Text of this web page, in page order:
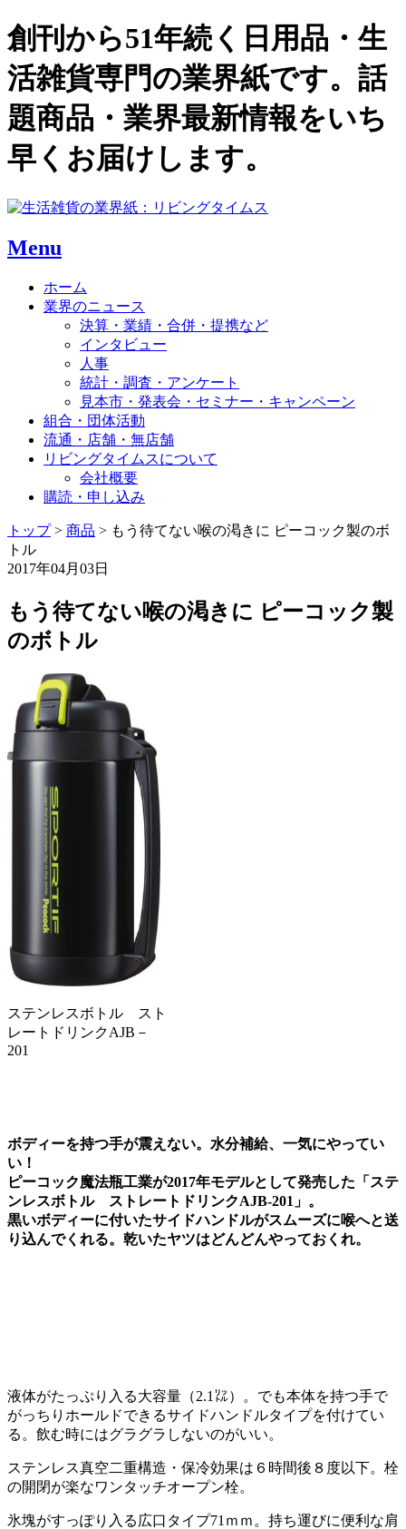
創刊から51年続く日用品・生
活雑貨専門の業界紙です。話
題商品・業界最新情報をいち
早くお届けします。
Menu
ホーム
業界のニュース
決算・業績・合併・提携など
インタビュー
人事
統計・調査・アンケート
見本市・発表会・セミナー・キャンペーン
組合・団体活動
流通・店舗・無店舗
リビングタイムスについて
会社概要
購読・申し込み
トップ> 商品 > もう待てない喉の渇きに ピーコック製のボ
トル
2017年04月03日
もう待てない喉の渇きに ピーコック製
のボトル
ステンレスボトル スト
レートドリンクAJB－
201
ボディーを持つ手が震えない。水分補給、一気にやってい
い！
ピーコック魔法瓶工業が2017年モデルとして発売した「ステ
ンレスボトル ストレートドリンクAJB-201」。
黒いボディーに付いたサイドハンドルがスムーズに喉へと送
り込んでくれる。乾いたヤツはどんどんやっておくれ。
液体がたっぷり入る大容量（2.1㍑）。でも本体を持つ手で
がっちりホールドできるサイドハンドルタイプを付けてい
る。飲む時にはグラグラしないのがいい。
ステンレス真空二重構造・保冷効果は６時間後８度以下。栓
の開閉が楽なワンタッチオープン栓。
氷塊がすっぽり入る広口タイプ71ｍｍ。持ち運びに便利な肩